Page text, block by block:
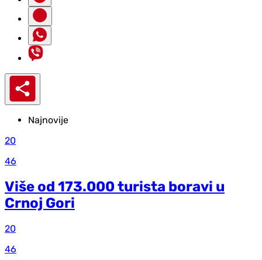
Najnovije
20
46
Više od 173.000 turista boravi u
Crnoj Gori
20
46